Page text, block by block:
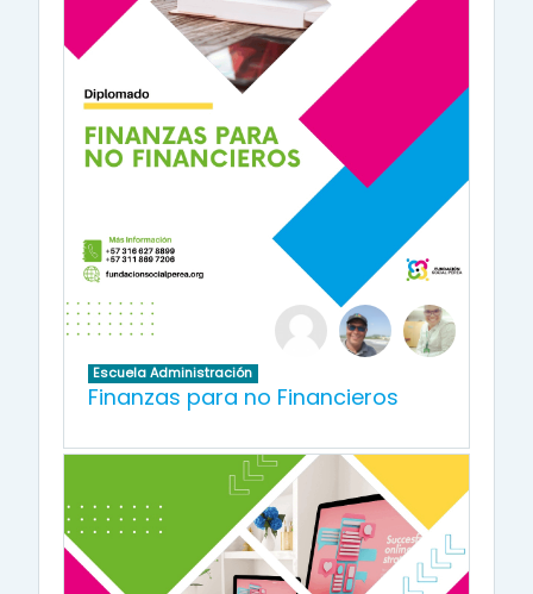
Escuela Administración
Finanzas para no Financieros